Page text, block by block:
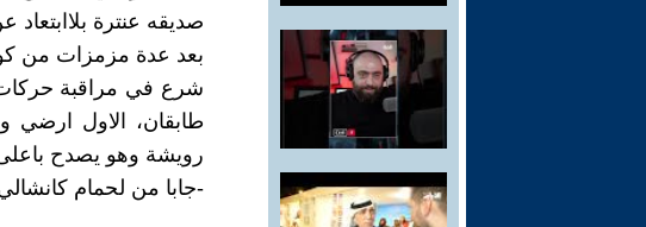
صديقه عنترة بلاابتعاد
بعد عدة مزمزات من
شرع في مراقبة حركات
طابقان، الاول ارضي
رويشة وهو يصدح
-جابا من لحمام